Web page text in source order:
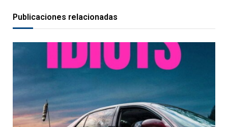
Publicaciones relacionadas